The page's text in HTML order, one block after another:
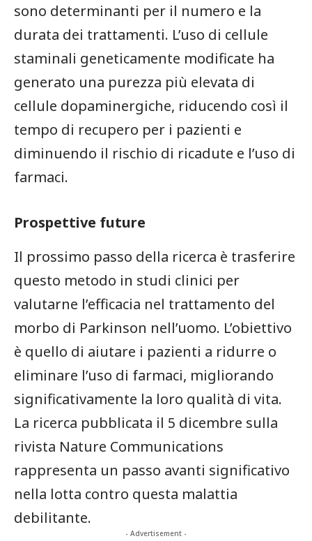
sono determinanti per il numero e la
durata dei trattamenti. L’uso di cellule
staminali geneticamente modificate ha
generato una purezza più elevata di
cellule dopaminergiche, riducendo così il
tempo di recupero per i pazienti e
diminuendo il ⁢rischio di ricadute e l’uso di
‌farmaci.
Prospettive ​future
Il prossimo passo della ricerca⁤ è trasferire
questo⁣ metodo in studi clinici per
valutarne l’efficacia nel trattamento del
morbo di Parkinson ⁢nell’uomo. L’obiettivo
è quello di aiutare i pazienti a ridurre o
eliminare l’uso​ di farmaci, migliorando
⁢significativamente la loro qualità di vita.
La ricerca pubblicata il 5 dicembre sulla
rivista Nature Communications
rappresenta un passo avanti significativo
nella lotta contro questa malattia
debilitante.
- Advertisement -